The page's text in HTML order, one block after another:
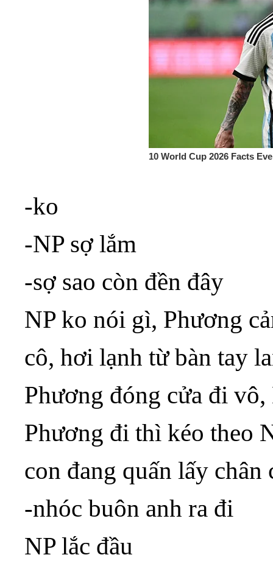
-ko
-NP sợ lắm
-sợ sao còn đền đây
NP ko nói gì, Phương
cô, hơi lạnh từ bàn tay
Phương đóng cửa đi
Phương đi thì kéo theo
con đang quấn lấy chân
-nhóc buôn anh ra đi
NP lắc đầu